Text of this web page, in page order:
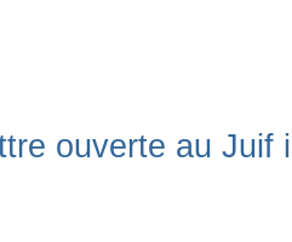
ouverte au Juif